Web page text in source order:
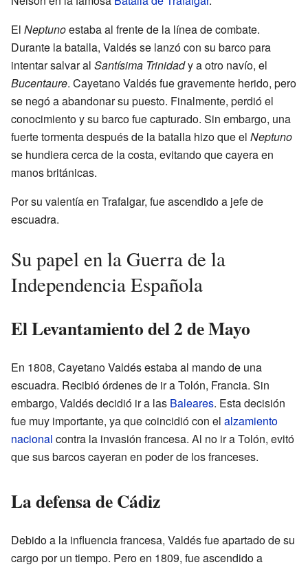
El Neptunoestaba al frente de la línea de combate.
Durante la batalla, Valdés se lanzó con su barco para
intentar salvar al Santísima Trinidady a otro navío, el
Bucentaure. Cayetano Valdés fue gravemente herido, pero
se negó a abandonar su puesto. Finalmente, perdió el
conocimiento y su barco fue capturado. Sin embargo, una
fuerte tormenta después de la batalla hizo que el Neptuno
se hundiera cerca de la costa, evitando que cayera en
manos británicas.
Por su valentía en Trafalgar, fue ascendido a jefe de
escuadra.
Su papel en la Guerra de la
Independencia Española
El Levantamiento del 2 de Mayo
En 1808, Cayetano Valdés estaba al mando de una
escuadra. Recibió órdenes de ir a Tolón, Francia. Sin
embargo, Valdés decidió ir a las Baleares. Esta decisión
fue muy importante, ya que coincidió con el alzamiento
nacional contra la invasión francesa. Al no ir a Tolón, evitó
que sus barcos cayeran en poder de los franceses.
La defensa de Cádiz
Debido a la influencia francesa, Valdés fue apartado de su
cargo por un tiempo. Pero en 1809, fue ascendido a